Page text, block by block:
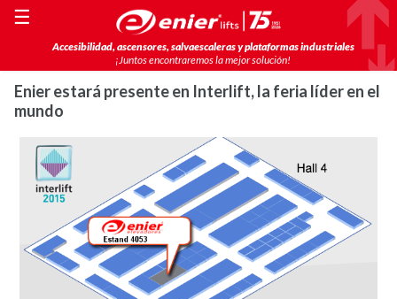
Accesibilidad, ascensores, salvaescaleras y plataformas industriales
¡Juntos encontraremos la mejor solución!
☰
Enier estará presente en Interlift, la feria líder en el
mundo